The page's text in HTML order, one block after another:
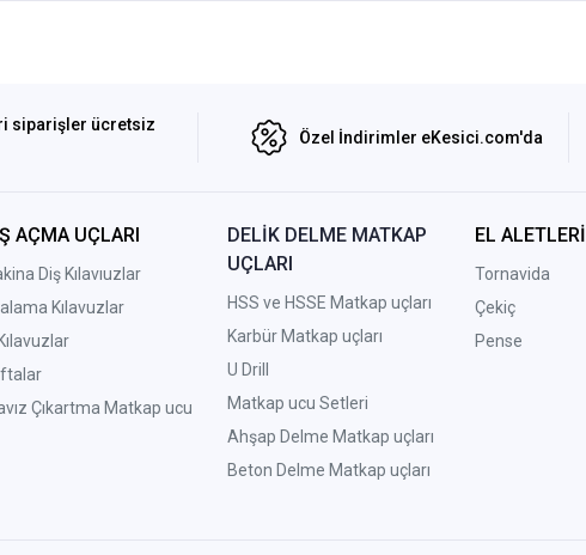
siparişler ücretsiz
Özel İndirimler eKesici.com'da
AÇMA UÇLARI
Diş Kılavıuzlar
Kılavuzlar
Çıkartma Matkap ucu
DELİK DELME MATKAP
UÇLARI
HSS ve HSSE Matkap uçları
Karbür Matkap uçları
U Drill
Matkap ucu Setleri
Ahşap Delme Matkap uçları
Beton Delme Matkap uçları
EL ALETLERİ
Tornavida
Çekiç
Pense